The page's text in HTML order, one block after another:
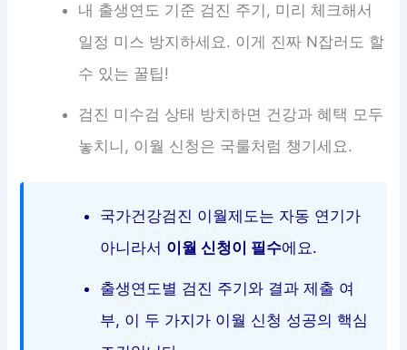
내 출생연도 기준 검진 주기, 미리 체크해서
일정 미스 방지하세요. 이게 진짜 N잡러도 할
수 있는 꿀팁!
검진 미수검 상태 방치하면 건강과 혜택 모두
놓치니, 이월 신청은 국룰처럼 챙기세요.
국가건강검진 이월제도는 자동 연기가
아니라서 이월 신청이 필수에요.
출생연도별 검진 주기와 결과 제출 여
부, 이 두 가지가 이월 신청 성공의 핵심